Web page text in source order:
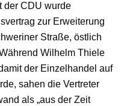
der CDU wurde
zur Erweiterung
Straße, östlich
Wilhelm Thiele
der Einzelhandel auf
sahen die Vertreter
als „aus der Zeit